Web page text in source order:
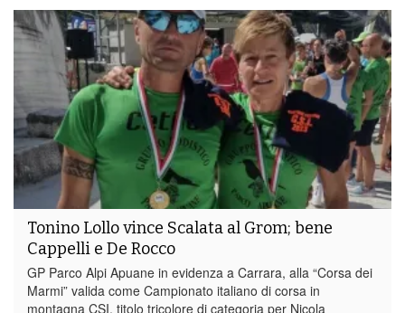
Tonino Lollo vince Scalata al Grom; bene
Cappelli e De Rocco
GP Parco Alpi Apuane in evidenza a Carrara, alla “Corsa dei
Marmi” valida come Campionato italiano di corsa in
montagna CSI, titolo tricolore di categoria per Nicola